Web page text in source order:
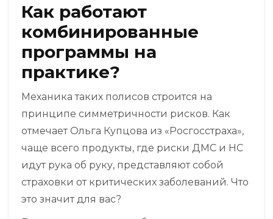
Как работают
комбинированные
программы на
практике?
Механика таких полисов строится на
принципе симметричности рисков. Как
отмечает Ольга Купцова из «Росгосстраха»,
чаще всего продукты, где риски ДМС и НС
идут рука об руку, представляют собой
страховки от критических заболеваний. Что
это значит для вас?